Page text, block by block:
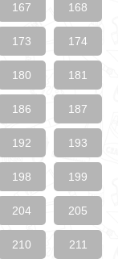
167 168
173 174
180 181
186 187
192 193
198 199
204 205
210 211